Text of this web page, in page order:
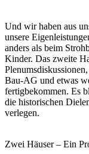
Und wir haben aus
unsere
anders als beim
Kinder. Das zweite
Bau-AG und etwas
fertigbekommen. Es
die historischen
verlegen.
Zwei Häuser – Ein